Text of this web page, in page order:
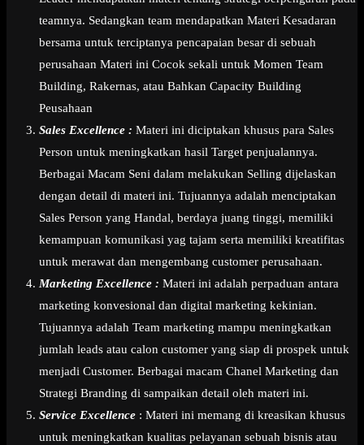
teamnya. Sedangkan team mendapatkan Materi Kesadaran
bersama untuk terciptanya pencapaian besar di sebuah
perusahaan Materi ini Cocok sekali untuk Momen Team
Building, Rakernas, atau Bahkan Capacity Building
Peusahaan
Sales Excellence : Materi ini diciptakan khusus para Sales
Person untuk meningkatkan hasil Target penjualannya.
Berbagai Macam Seni dalam melakukan Selling dijelaskan
dengan detail di materi ini. Tujuannya adalah menciptakan
Sales Person yang Handal, berdaya juang tinggi, memiliki
kemampuan komunikasi yag tajam serta memiliki kreatifitas
untuk merawat dan mengembang customer perusahaan.
Marketing Excellence : Materi ini adalah perpaduan antara
marketing konvesional dan digital marketing kekinian.
Tujuannya adalah Team marketing mampu meningkatkan
jumlah leads atau calon customer yang siap di prospek untuk
menjadi Customer. Berbagai macam Chanel Marketing dan
Strategi Branding di sampaikan detail oleh materi ini.
Service Excellence : Materi ini memang di kreasikan khusus
untuk meningkatkan kualitas pelayanan sebuah bisnis atau